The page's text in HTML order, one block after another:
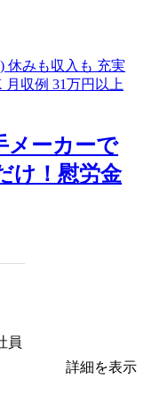
メーカーで
け！慰労金
員
詳細を表示